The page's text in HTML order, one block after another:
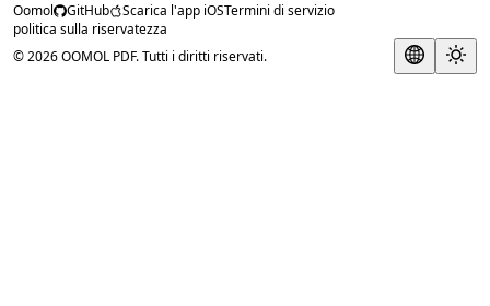
Oomol GitHub Scarica l'app iOSTermini di servizio
politica sulla riservatezza
© 2026 OOMOL PDF. Tutti i diritti riservati.